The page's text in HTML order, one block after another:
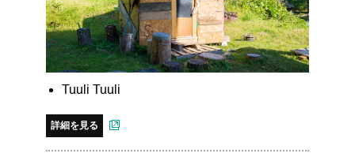
Tuuli Tuuli
詳細を見る